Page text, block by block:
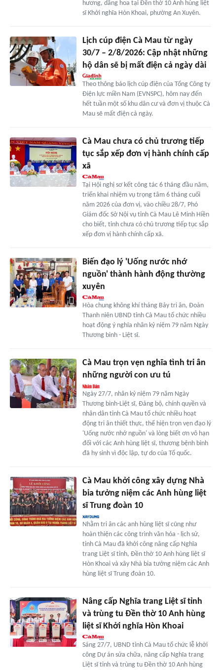
hương, dâng hoa tại Đền thờ 10 Anh hùng liệt
sĩ Khởi nghĩa Hòn Khoai, phường An Xuyên.
Lịch cúp điện Cà Mau từ ngày
30/7 – 2/8/2026: Cập nhật những
hộ dân sẽ bị mất điện cả ngày dài
Theo thông báo lịch cúp điện của Tổng Công ty
Điện lực miền Nam (EVNSPC), hôm nay đến
hết tuần một số khu dân cư và đơn vị thuộc Cà
Mau sẽ mất điện cả ngày.
Cà Mau chưa có chủ trương tiếp
tục sắp xếp đơn vị hành chính cấp
xã
Tại Hội nghị sơ kết công tác 6 tháng đầu năm,
triển khai nhiệm vụ trọng tâm 6 tháng cuối
năm 2026 của đơn vị, vào chiều 28/7, Phó
Giám đốc Sở Nội vụ tỉnh Cà Mau Lê Minh Hiền
cho biết, tỉnh chưa có chủ trương tiếp tục sắp
xếp đơn vị hành chính cấp xã.
Biến đạo lý 'Uống nước nhớ
nguồn' thành hành động thường
xuyên
Hòa chung không khí tháng Bảy tri ân, Đoàn
Thanh niên UBND tỉnh Cà Mau tổ chức nhiều
hoạt động ý nghĩa nhân kỷ niệm 79 năm Ngày
Thương binh - Liệt sĩ.
Cà Mau trọn vẹn nghĩa tình tri ân
những người con ưu tú
Ngày 27/7, nhân kỷ niệm 79 năm Ngày
Thương binh-Liệt sĩ, Đảng bộ, chính quyền và
nhân dân tỉnh Cà Mau tổ chức nhiều hoạt
động tri ân thiết thực, thể hiện trọn vẹn đạo lý
'Uống nước nhớ nguồn' và lòng biết ơn vô hạn
đối với các Anh hùng liệt sĩ, thương bệnh binh
đã hy sinh vì độc lập, tự do của Tổ quốc.
Cà Mau khởi công xây dựng Nhà
bia tưởng niệm các Anh hùng liệt
sĩ Trung đoàn 10
Nhằm tri ân các anh hùng liệt sĩ cũng như
hoàn thiện các công trình văn hóa - lịch sử,
tỉnh Cà Mau đã khởi công nâng cấp Nghĩa
trang Liệt sĩ tỉnh, Đền thờ 10 Anh hùng liệt sĩ
Hòn Khoai và xây Nhà bia tưởng niệm các Anh
hùng liệt sĩ Trung đoàn 10.
Nâng cấp Nghĩa trang Liệt sĩ tỉnh
và trùng tu Đền thờ 10 Anh hùng
liệt sĩ Khởi nghĩa Hòn Khoai
Sáng 27/7, UBND tỉnh Cà Mau tổ chức lễ khởi
công Dự án sửa chữa, nâng cấp Nghĩa trang
Liệt sĩ tỉnh và trùng tu Đền thờ 10 Anh hùng